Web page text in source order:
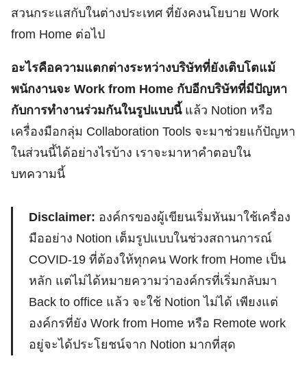
สวนกระแสกับในต่างประเทศ ที่ยังคงนโยบาย Work
from Home ต่อไป
อะไรคือความแตกต่างระหว่างบริษัทที่ยังเติบโตแม้
พนักงานจะ Work from Home กับอีกบริษัทที่มีปัญหา
กับการทำงานร่วมกันในรูปแบบนี้แล้ว Notion หรือ
เครื่องมือกลุ่ม Collaboration Tools จะมาช่วยแก้ปัญหา
ในส่วนนี้ได้อย่างไรบ้าง เราจะมาหาคำตอบใน
บทความนี้
Disclaimer: องค์กรของผู้เขียนเริ่มหันมาใช้เครื่อง
มืออย่าง Notion เต็มรูปแบบในช่วงสถานการณ์
COVID-19 ที่ต้องให้ทุกคน Work from Home เป็น
หลัก แต่ไม่ได้หมายความว่าองค์กรที่เริ่มกลับมา
Back to office แล้ว จะใช้ Notion ไม่ได้ เพียงแต่
องค์กรที่ยัง Work from Home หรือ Remote work
อยู่จะได้ประโยชน์จาก Notion มากที่สุด